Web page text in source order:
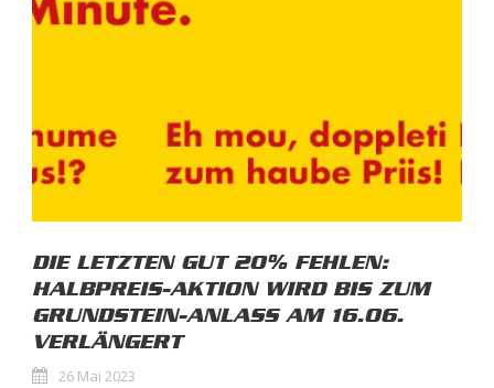
DIE LETZTEN GUT 20% FEHLEN:
HALBPREIS-AKTION WIRD BIS ZUM
GRUNDSTEIN-ANLASS AM 16.06.
VERLÄNGERT
26 Mai 2023